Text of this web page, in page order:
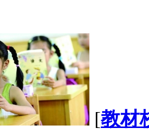
[教材